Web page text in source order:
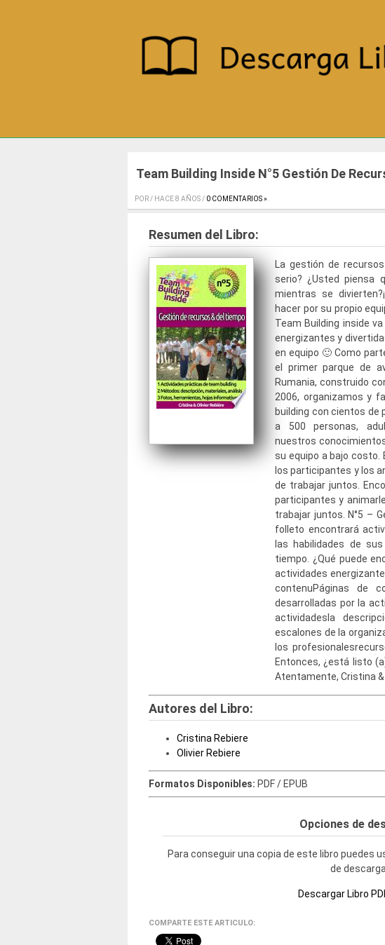
Team Building Inside N°5 Gestión De
POR / HACE 8 AÑOS / 0 COMENTARIOS »
Resumen del Libro:
La gestión de
serio? ¿Usted piensa
mientras se
hacer por su propio
Team Building inside
energizantes y
en equipo 🙂 Como
el primer parque de
Rumania, construido
2006, organizamos y
building con cientos de
a 500 personas,
nuestros
su equipo a bajo
los participantes y los
de trabajar juntos.
participantes y
trabajar juntos. N°5 –
folleto encontrará
las habilidades de
tiempo. ¿Qué puede
actividades
contenuPáginas de
desarrolladas por la
actividadesla
escalones de la
los
Entonces, ¿está listo
Atentamente, Cristina &
Autores del Libro:
Cristina Rebiere
Olivier Rebiere
Formatos Disponibles: PDF / EPUB
Opciones de
Para conseguir una copia de este libro puedes
de
Descargar Libro
COMPARTE ESTE ARTICULO: